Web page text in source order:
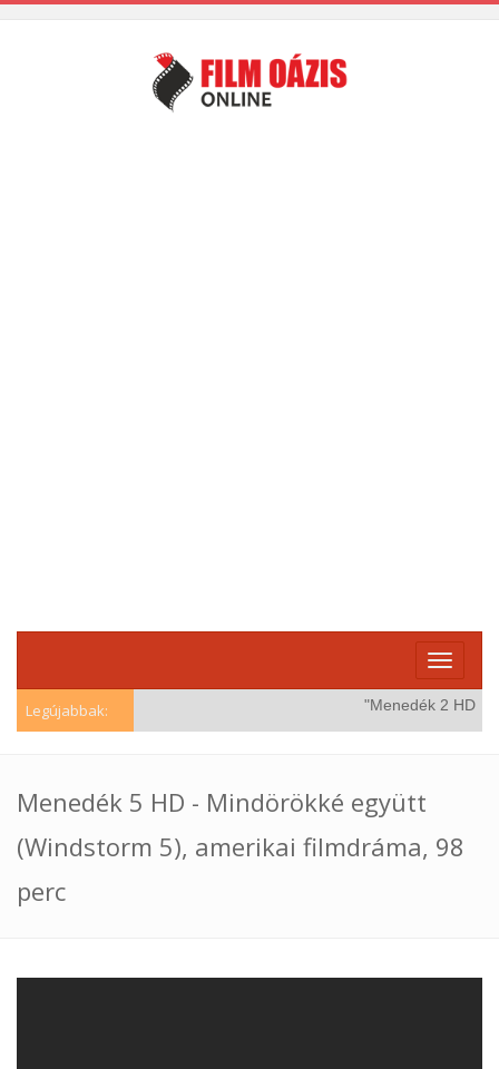
Toggle
Legújabbak: "Menedék 2 HD
Menedék 5 HD - Mindörökké együtt
(Windstorm 5), amerikai filmdráma, 98
perc